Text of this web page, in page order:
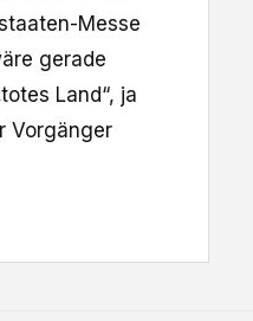
Messe
gerade
Land“, ja
Vorgänger